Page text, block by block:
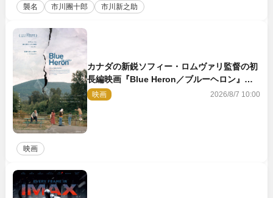
襲名 市川團十郎 市川新之助
カナダの新鋭ソフィー・ロムヴァリ監督の初
長編映画『Blue Heron／ブルーヘロン』
10.23公開
映画 2026/8/7 10:00
映画